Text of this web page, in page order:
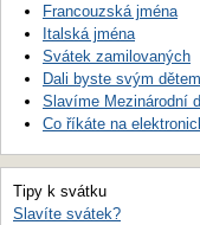
Francouzská jména
Italská jména
Svátek zamilovaných
Dali byste svým
Slavíme Mezinárodní
Co říkáte na
Tipy k svátku
Slavíte svátek?